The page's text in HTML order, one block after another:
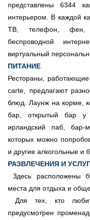
представлены 6344
интерьером. В каждой
ТВ, телефон, фен,
беспроводной
виртуальный
ПИТАНИЕ
Рестораны,
carte, предлагают
блюд. Лаунж на корме,
бар, открытый бар у
ирландский паб, бар-
которых можно
и другие алкогольные и
РАЗВЛЕЧЕНИЯ И
Здесь расположены
места для отдыха и
Для тех, кто
предусмотрен